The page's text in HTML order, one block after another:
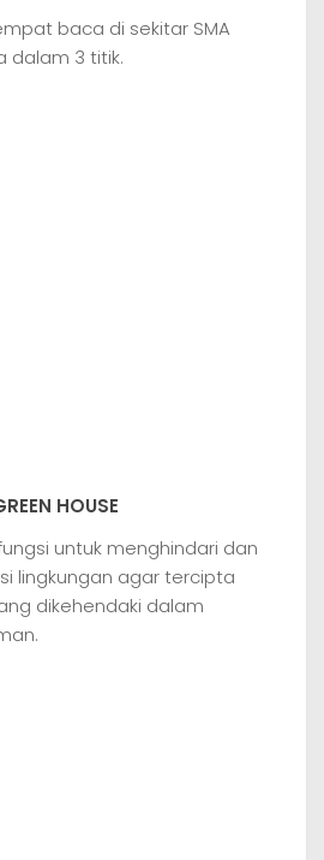
baca di sekitar SMA
dalam 3 titik.
HOUSE
untuk menghindari dan
lingkungan agar tercipta
dikehendaki dalam